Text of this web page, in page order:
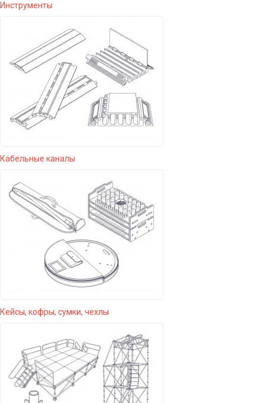
Инструменты
Кабельные каналы
Кейсы, кофры, сумки, чехлы